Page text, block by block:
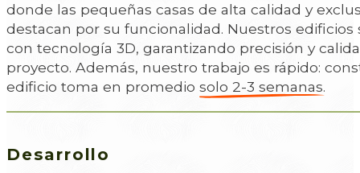
donde las pequeñas casas de alta calidad y
destacan por su funcionalidad. Nuestros edificios
con tecnología 3D, garantizando precisión y
proyecto. Además, nuestro trabajo es rápido:
edificio toma en promedio solo 2-3 semanas.
Desarrollo